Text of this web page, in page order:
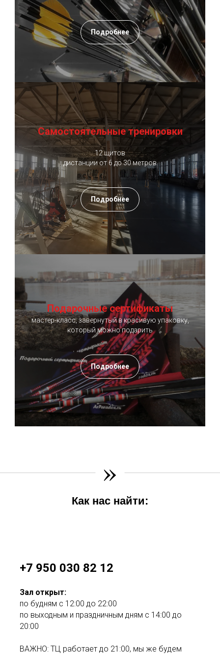
Подробнее
Самостоятельные тренировки
12 щитов
дистанции от 6 до 30 метров
Подробнее
Подарочные сертификаты
мастер-класс, завернутый в красивую упаковку,
который можно подарить
Подробнее
»
Как нас найти:
+7 950 030 82 12
Зал открыт:
по будням с 12:00 до 22:00
по выходным и праздничным дням с 14:00 до
20:00
ВАЖНО: ТЦ работает до 21:00, мы же будем